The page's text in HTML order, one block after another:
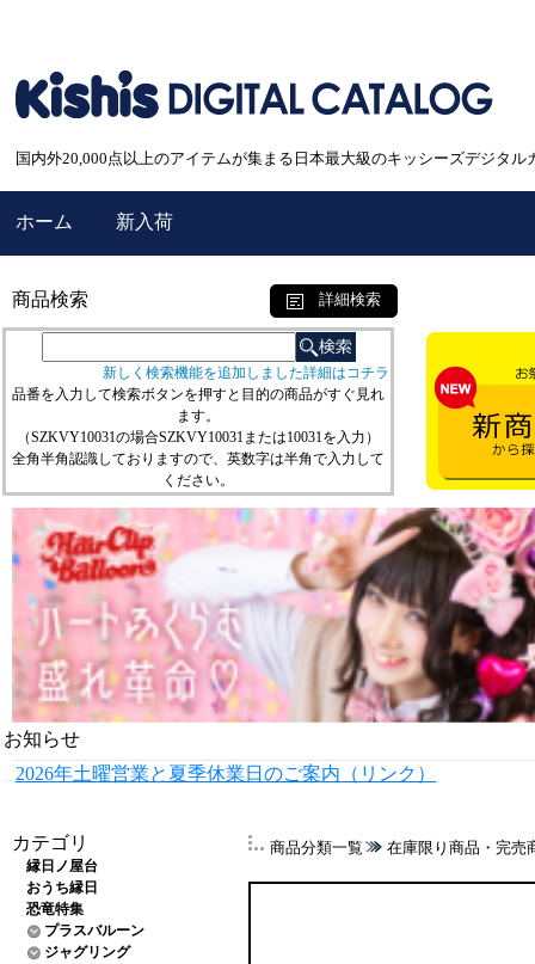
国内外20,000点以上のアイテムが集まる日本最大級のキッシーズデジタル
ホーム 新入荷
商品検索 詳細検索
新しく検索機能を追加しました詳細はコチラ
品番を入力して検索ボタンを押すと目的の商品がすぐ見れ
ます。
（SZKVY10031の場合SZKVY10031または10031を入力）
全角半角認識しておりますので、英数字は半角で入力して
ください。
お知らせ
2026年土曜営業と夏季休業日のご案内（リンク）
カテゴリ
縁日ノ屋台
おうち縁日
恐竜特集
プラスバルーン
ジャグリング
商品分類一覧 在庫限り商品・完売